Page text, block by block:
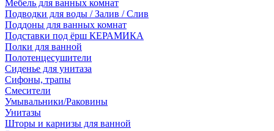
Мебель для ванных комнат
Подводки для воды / Залив / Слив
Поддоны для ванных комнат
Подставки под ёрш КЕРАМИКА
Полки для ванной
Полотенцесушители
Сиденье для унитаза
Сифоны, трапы
Смесители
Умывальники/Раковины
Унитазы
Шторы и карнизы для ванной